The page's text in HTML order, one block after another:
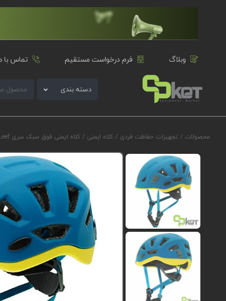
وبلاگ فرم درخواست مستقیم تماس با
دسته بندی
محصولات / تجهیزات حفاظت فردی / کلاه ایمنی / کلاه ایمنی فوق سبک سری Leef مدل 997002P00KK